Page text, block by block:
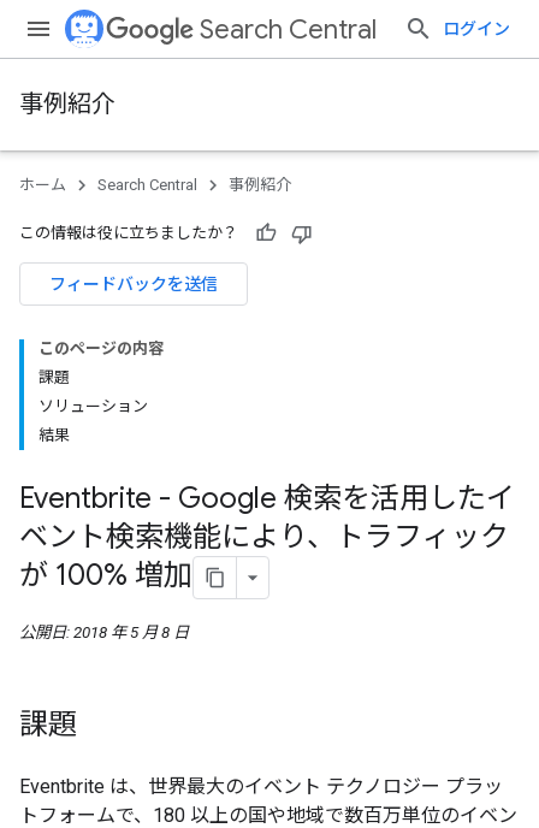
Search Central ログイン
事例紹介
ホーム Search Central 事例紹介
この情報は役に立ちましたか？
フィードバックを送信
このページの内容
課題
ソリューション
結果
Eventbrite - Google 検索を活用したイ
ベント検索機能により、トラフィック
が 100% 増加
公開日: 2018 年 5 月 8 日
課題
Eventbrite は、世界最大のイベント テクノロジー プラッ
トフォームで、180 以上の国や地域で数百万単位のイベン